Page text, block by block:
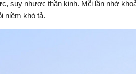
suy nhược thần kinh. Mỗi lần nhớ
niềm khó tả.